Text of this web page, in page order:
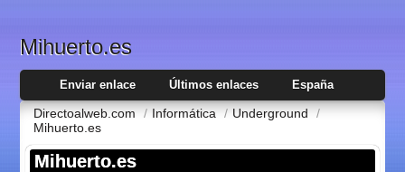
Mihuerto.es
Enviar enlace Últimos enlaces España
Directoalweb.com / Informática / Underground /
Mihuerto.es
Mihuerto.es